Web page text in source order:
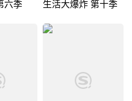
六季 生活大爆炸 第十季